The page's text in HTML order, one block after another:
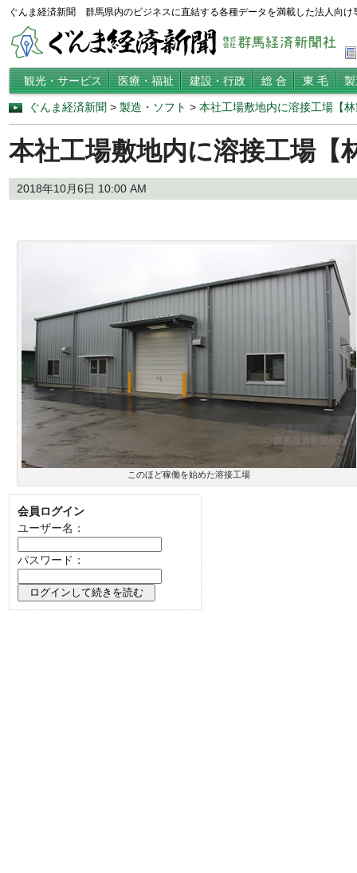
ぐんま経済新聞 群馬県内のビジネスに直結する各種データを満載した法人向け
観光・サービス 医療・福祉 建設・行政 総 合 東 毛
ぐんま経済新聞 > 製造・ソフト > 本社工場敷地内に溶接工場【
本社工場敷地内に溶接工場【
2018年10月6日 10:00 AM
このほど稼働を始めた溶接工場
会員ログイン
ユーザー名：
パスワード：